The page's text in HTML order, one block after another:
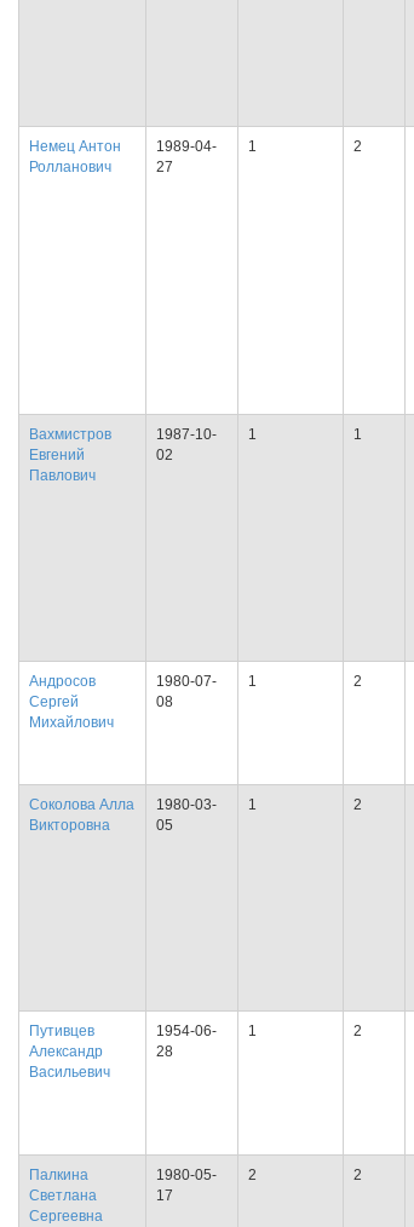
Немец Антон
Ролланович
1989-04-
27
1 2
Вахмистров
Евгений
Павлович
1987-10-
02
1 1
Андросов
Сергей
Михайлович
1980-07-
08
1 2
Соколова Алла
Викторовна
1980-03-
05
1 2
Путивцев
Александр
Васильевич
1954-06-
28
1 2
Палкина
Светлана
Сергеевна
1980-05-
17
2 2